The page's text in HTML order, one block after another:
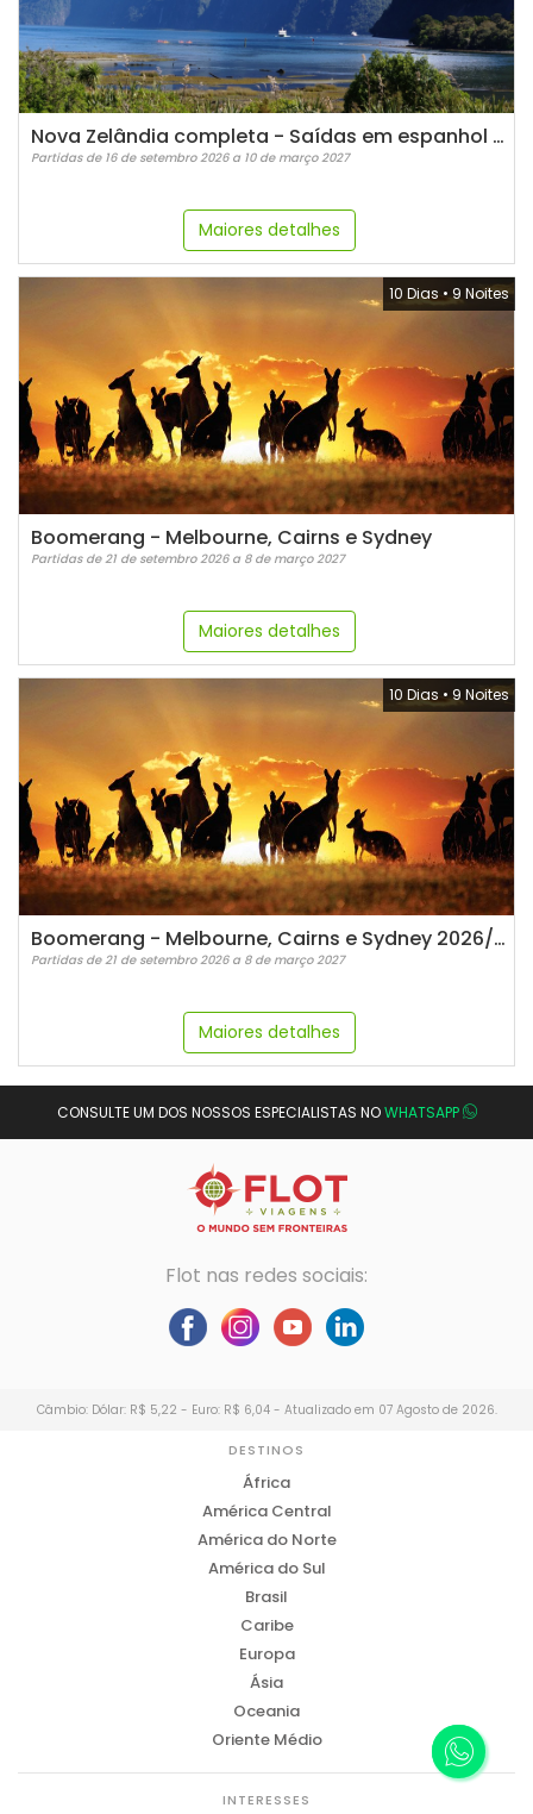
Nova Zelândia completa - Saídas em espanhol (2026/2027)
Partidas de 16 de setembro 2026 a 10 de março 2027
Maiores detalhes
10 Dias •9 Noites
Boomerang - Melbourne, Cairns e Sydney
Partidas de 21 de setembro 2026 a 8 de março 2027
Maiores detalhes
10 Dias •9 Noites
Boomerang - Melbourne, Cairns e Sydney 2026/2027
Partidas de 21 de setembro 2026 a 8 de março 2027
Maiores detalhes
CONSULTE UM DOS NOSSOS ESPECIALISTAS NOWHATSAPP
Flot nas redes sociais:
Câmbio: Dólar: R$ 5,22 - Euro: R$ 6,04 - Atualizado em 07 Agosto de 2026.
DESTINOS
África
América Central
América do Norte
América do Sul
Brasil
Caribe
Europa
Ásia
Oceania
Oriente Médio
INTERESSES